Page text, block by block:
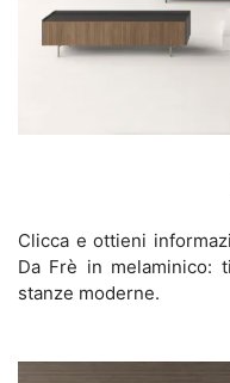
Clicca e ottieni
Da Frè in melaminico:
stanze moderne.